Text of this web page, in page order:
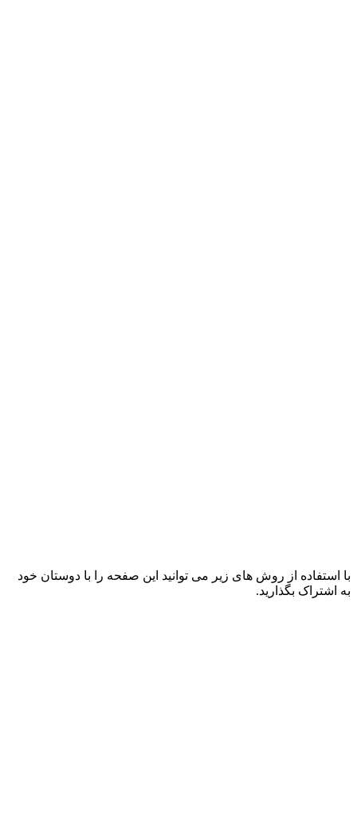
با استفاده از روش های زیر می توانید این صفحه را با دوستان خود
به اشتراک بگذارید.